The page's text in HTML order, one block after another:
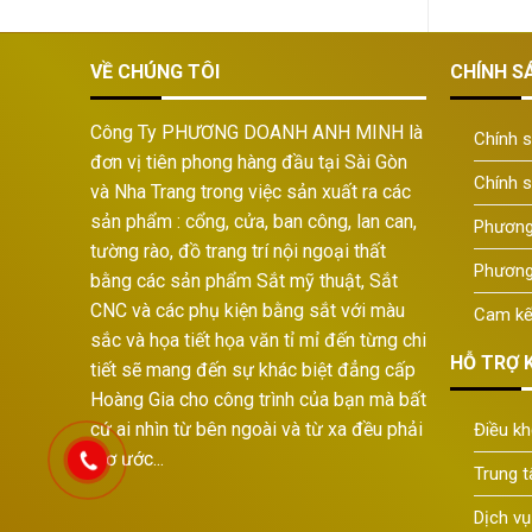
VỀ CHÚNG TÔI
Công Ty PHƯƠNG DOANH ANH MINH là
đơn vị tiên phong hàng đầu tại Sài Gòn
và Nha Trang trong việc sản xuất ra các
sản phẩm : cổng, cửa, ban công, lan can,
tường rào, đồ trang trí nội ngoại thất
bằng các sản phẩm Sắt mỹ thuật, Sắt
CNC và các phụ kiện bằng sắt với màu
sắc và họa tiết họa văn tỉ mỉ đến từng chi
tiết sẽ mang đến sự khác biệt đẳng cấp
Hoàng Gia cho công trình của bạn mà bất
cứ ai nhìn từ bên ngoài và từ xa đều phải
mơ ước...
CHÍNH
Chính
Chính
Cam
HỖ TRỢ
Điều
Trung
Dịch
Thiết kế web Vũng